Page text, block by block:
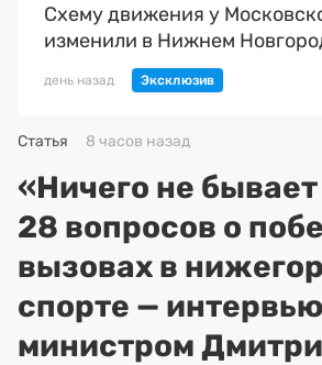
Схему движения у
изменили в Нижнем
день назад
Статья 8 часов назад
«Ничего не
28 вопросов о
вызовах в
спорте —
министром